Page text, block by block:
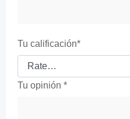
Tu calificación*
Tu opinión *